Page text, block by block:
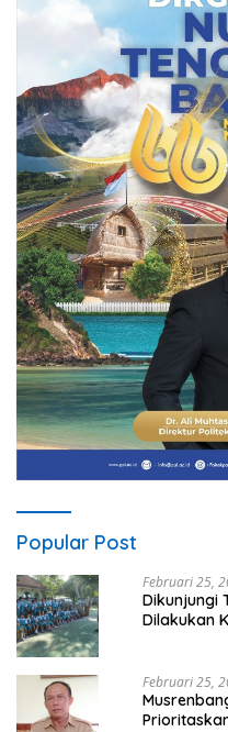
Popular Post
Februari 25,
Dikunjungi
Dilakukan
Februari 25,